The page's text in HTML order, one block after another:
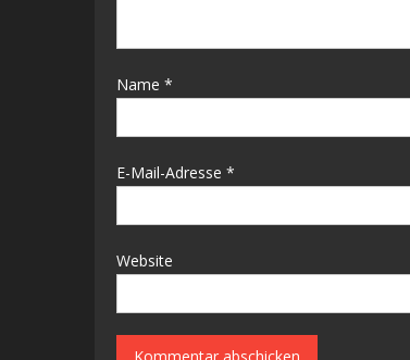
Name *
E-Mail-Adresse *
Website